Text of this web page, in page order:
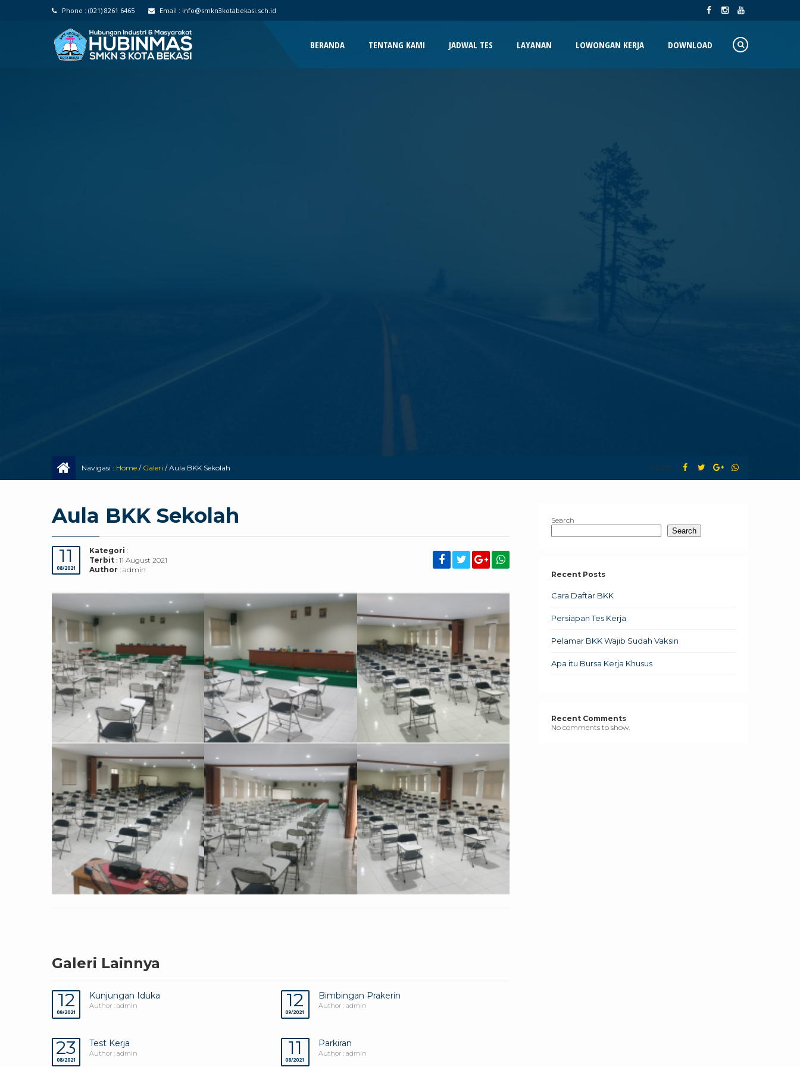
Phone : (021) 8261 6465 Email : info@smkn3kotabekasi.sch.id
BERANDA TENTANG KAMI JADWAL TES LAYANAN LOWONGAN KERJA DOWNLOAD
Navigasi : Home / Galeri /Aula BKK Sekolah SHARE :
Aula BKK Sekolah
11
08/2021
Kategori :
Terbit : 11 August 2021
Author : admin
Galeri Lainnya
12
09/2021
Kunjungan Iduka
Author : admin 12
09/2021
Bimbingan Prakerin
Author : admin
23
08/2021
Test Kerja
Author : admin 11
08/2021
Parkiran
Author : admin
Search
Search
Recent Posts
Cara Daftar BKK
Persiapan Tes Kerja
Pelamar BKK Wajib Sudah Vaksin
Apa itu Bursa Kerja Khusus
Recent Comments
No comments to show.